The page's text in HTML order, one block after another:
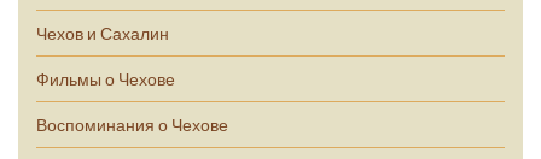
Чехов и Сахалин
Фильмы о Чехове
Воспоминания о Чехове